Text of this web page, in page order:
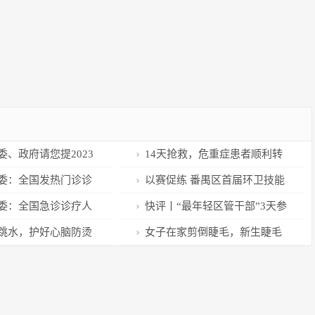
、政府请您提2023
议
14天抢救，危重症患者顺利转
入普通病房！浦东新区人民医
院：尽一切可能提高治愈率
：全国发热门诊诊
达峰，高峰已过，
下降
以赛促练 番禺区首届环卫技能
实操竞赛举行 34名城市美容师同
台竞技
：全国急诊诊疗人
，数据显示急诊高
快评丨“最年轻区管干部”3天参
赌万余次，由赌及腐不是一种偶
水，护好心脑防烫 女子在家剪倒睫毛，新生睫毛